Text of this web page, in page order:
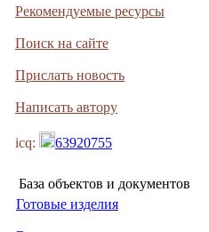
Рекомендуемые ресурсы
Поиск на сайте
Прислать новость
Написать автору
icq: 63920755
База объектов и документов
Готовые изделия